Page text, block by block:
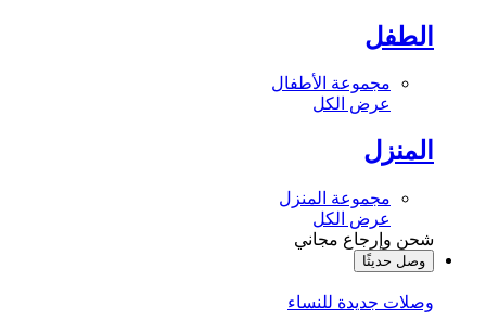
الطفل
مجموعة الأطفال
عرض الكل
المنزل
مجموعة المنزل
عرض الكل
شحن وإرجاع مجاني
وصل حديثًا
وصلات جديدة للنساء